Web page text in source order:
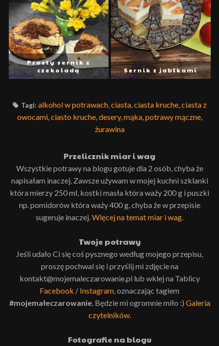
Prosty sernik z
czekoladą
Sernik z jabłkami
Tagi: alkohol w potrawach, ciasta, ciasta kruche, ciasta z
owocami, ciasto kruche, desery, mąka, potrawy mączne,
żurawina
Przelicznik miar i wag
Wszystkie potrawy na blogu gotuje dla 2 osób, chyba że
napisałam inaczej. Zawsze używam w mojej kuchni szklanki
która mierzy 250 ml, kostki masła która waży 200 g i puszki
np. pomidorów która waży 400 g, chyba że w przepisie
sugeruje inaczej. Więcej na temat miar i wag
Twoje potrawy
Jeśli udało Ci się coś pysznego według mojego przepisu,
proszę pochwal się i przyślij mi zdjęcie na
kontakt@mojemaleczarowanie.pl lub wklej na Tablicy
Facebook / Instagram , oznaczając tagiem
#mojemałeczarowanie. Będzie mi ogromnie miło :) Galeria
czytelników.
Fotografie na blogu